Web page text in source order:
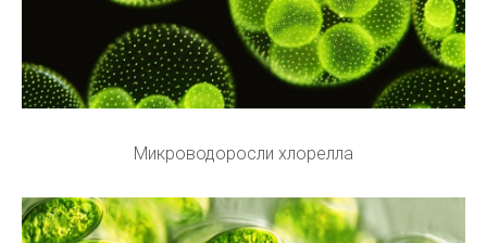
Микроводоросли хлорелла